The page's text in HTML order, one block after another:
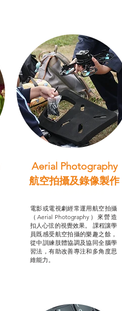
Aerial Photography
航空拍攝及錄像製作
電影或電視劇經常運用航空拍攝
（Aerial Photography）來營造
扣人心弦的視覺效果。 課程讓學
員既感受航空拍攝的樂趣之餘，
從中訓練肢體協調及協同全腦學
習法，有助改善專注和多角度思
維能力。